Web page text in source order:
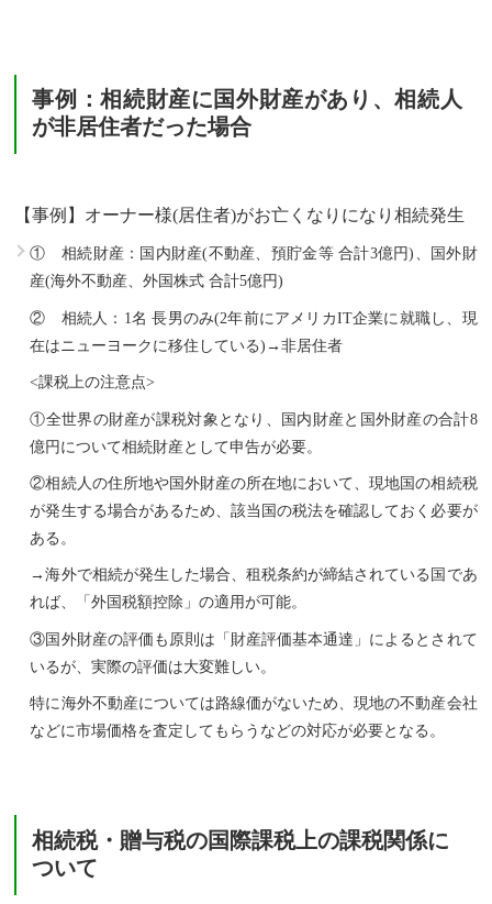
事例：相続財産に国外財産があり、相続人
が非居住者だった場合
【事例】オーナー様(居住者)がお亡くなりになり相続発生
① 相続財産：国内財産(不動産、預貯金等 合計3億円)、国外財
産(海外不動産、外国株式 合計5億円)
② 相続人：1名 長男のみ(2年前にアメリカIT企業に就職し、現
在はニューヨークに移住している)→非居住者
<課税上の注意点>
①全世界の財産が課税対象となり、国内財産と国外財産の合計8
億円について相続財産として申告が必要。
②相続人の住所地や国外財産の所在地において、現地国の相続税
が発生する場合があるため、該当国の税法を確認しておく必要が
ある。
→海外で相続が発生した場合、租税条約が締結されている国であ
れば、「外国税額控除」の適用が可能。
③国外財産の評価も原則は「財産評価基本通達」によるとされて
いるが、実際の評価は大変難しい。
特に海外不動産については路線価がないため、現地の不動産会社
などに市場価格を査定してもらうなどの対応が必要となる。
相続税・贈与税の国際課税上の課税関係に
ついて